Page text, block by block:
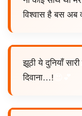
विश्वास है बस अब
झूठी ये दुनियाँ
दिवाना…!